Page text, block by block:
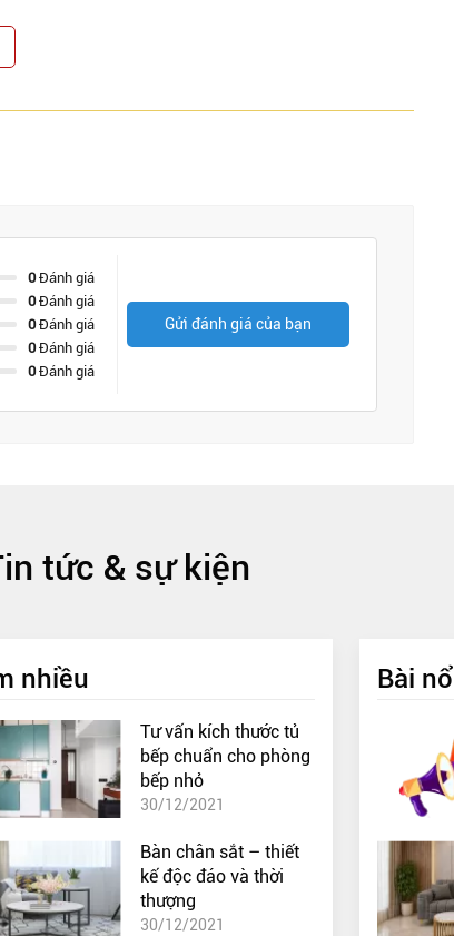
0Đánh giá
0Đánh giá
0Đánh giá
0Đánh giá
0Đánh giá
Gửi đánh giá của bạn
tức & sự kiện
nhiều
Tư vấn kích thước tủ
bếp chuẩn cho phòng
bếp nhỏ
30/12/2021
Bàn chân sắt – thiết
kế độc đáo và thời
thượng
30/12/2021
Bài